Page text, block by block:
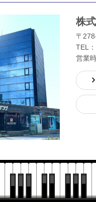
株
〒
TEL：
営業